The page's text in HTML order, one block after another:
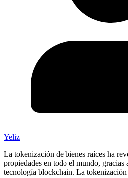
Yeliz
La tokenización de bienes raíces ha
propiedades en todo el mundo, gracias
tecnología blockchain. La